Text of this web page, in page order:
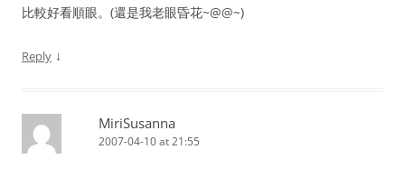
比較好看順眼。(還是我老眼昏花~@@~)
Reply ↓
MiriSusanna
2007-04-10 at 21:55